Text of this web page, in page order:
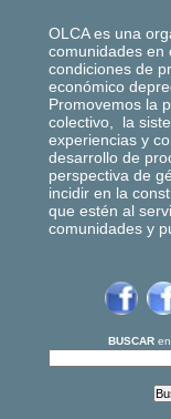
OLCA es una
comunidades en
condiciones de
económico
Promovemos la
colectivo, la
experiencias y
desarrollo de
perspectiva de
incidir en la
que estén al
comunidades y
BUSCAR en